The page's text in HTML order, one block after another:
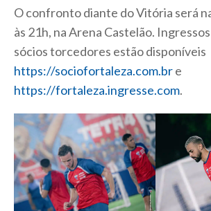
O confronto diante do Vitória será
às 21h, na Arena Castelão.
sócios torcedores estão disponíveis
https://sociofortaleza.com.bre
https://fortaleza.ingresse.com.